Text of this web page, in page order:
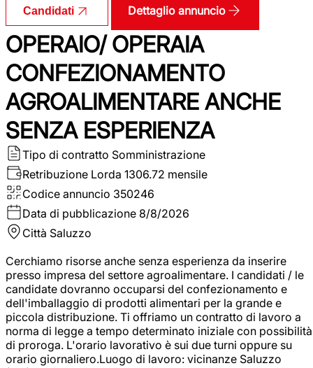
Candidati Dettaglio annuncio
OPERAIO/ OPERAIA
CONFEZIONAMENTO
AGROALIMENTARE ANCHE
SENZA ESPERIENZA
Tipo di contratto Somministrazione
Retribuzione Lorda 1306.72 mensile
Codice annuncio 350246
Data di pubblicazione 8/8/2026
Città Saluzzo
Cerchiamo risorse anche senza esperienza da inserire
presso impresa del settore agroalimentare. I candidati / le
candidate dovranno occuparsi del confezionamento e
dell'imballaggio di prodotti alimentari per la grande e
piccola distribuzione. Ti offriamo un contratto di lavoro a
norma di legge a tempo determinato iniziale con possibilità
di proroga. L'orario lavorativo è sui due turni oppure su
orario giornaliero.Luogo di lavoro: vicinanze Saluzzo